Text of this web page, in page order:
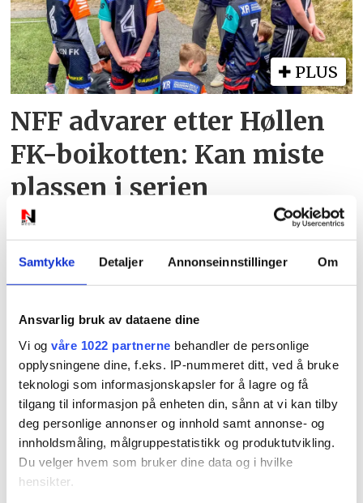
Samtykke Detaljer Annonseinnstillinger Om
Ansvarlig bruk av dataene dine
Vi og våre 1022 partnerne behandler de personlige
opplysningene dine, f.eks. IP-nummeret ditt, ved å bruke
teknologi som informasjonskapsler for å lagre og få
tilgang til informasjon på enheten din, sånn at vi kan tilby
deg personlige annonser og innhold samt annonse- og
innholdsmåling, målgruppestatistikk og produktutvikling.
Du velger hvem som bruker dine data og i hvilke
hensikter.
PLUS
NFF advarer etter Høllen
FK-boikotten: Kan miste
plassen i serien
PLUS
Det er ikke bare burgerne
som får oppmerksomhet:
– Er jo ganske søt da